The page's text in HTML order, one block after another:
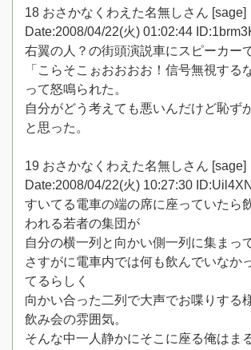
18 おさかなくわえた名無しさん [sage]
Date:2008/04/22(火) 01:02:44
右翼の人？の街頭演説車にスピーカー
「こらそこぉおおおお！信号無視する
って怒鳴られた。
自分がどう考えても悪いんだけど恥ず
と思った。
19 おさかなくわえた名無しさん [sage]
Date:2008/04/22(火) 10:27:30
すいてる電車の端の席に座っていたら
われる若者の集団が
自分の横一列と向かい側一列に集まっ
さすがに電車内では何も飲んでいなか
てるらしく
向かい合った二列で大声でお喋りする
飲み会の雰囲気。
そんな中一人静かにそこに座る俺はま